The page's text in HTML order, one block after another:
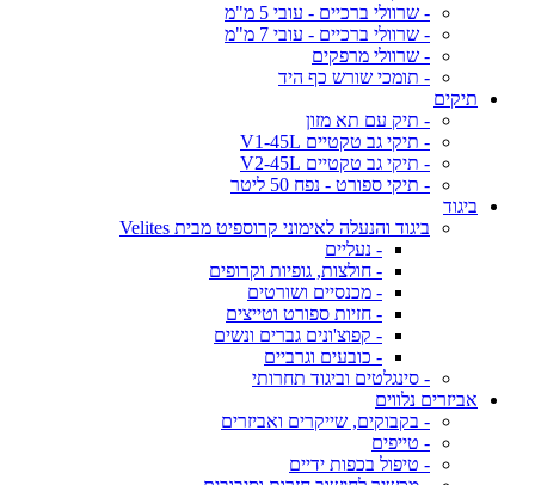
- שרוולי ברכיים - עובי 5 מ"מ
- שרוולי ברכיים - עובי 7 מ"מ
- שרוולי מרפקים
- תומכי שורש כף היד
תיקים
- תיק עם תא מזון
- תיקי גב טקטיים V1-45L
- תיקי גב טקטיים V2-45L
- תיקי ספורט - נפח 50 ליטר
ביגוד
ביגוד והנעלה לאימוני קרוספיט מבית Velites
- נעליים
- חולצות, גופיות וקרופים
- מכנסיים ושורטים
- חזיות ספורט וטייצים
- קפוצ'ונים גברים ונשים
- כובעים וגרביים
- סינגלטים וביגוד תחרותי
אביזרים נלווים
- בקבוקים, שייקרים ואביזרים
- טייפים
- טיפול בכפות ידיים